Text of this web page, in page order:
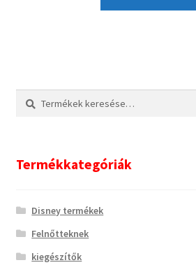
Keresés
Keresés
Termékkategóriák
Disney termékek
Felnőtteknek
kiegészítők